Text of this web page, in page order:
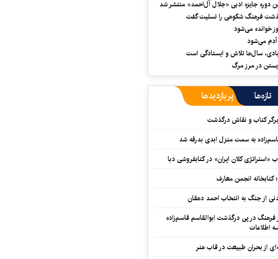
دوره جایزه ادبی «جلال آل‌احمد» منتشر شد
فرهنگ شکوهی را تسلیت گفت
خوانده می‌شود
می‌شود
سال‌ها تلاش و ایستادگی است
در مرز مرگ
تازه‌ها پربازدیدها
کتاب و نقاش درگذشت
به سمت منزل ابدی بدرقه شد
«استراتژی کلان ایران» در کتابفروشی دبا
انجمن معارف
از جنگ به انتخاب احمد دهقان
فرهنگ در پی درگذشت ابوالقاسم قاسم‌زاده
اطلاعات
از بحران طبیعت در قاب هنر